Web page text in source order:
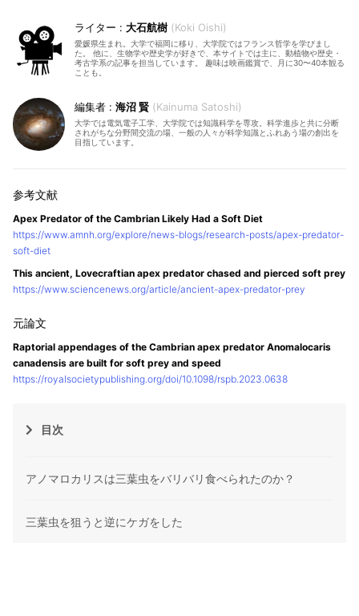
大石航樹 Koki Oishi
愛媛県生まれ。大学で福岡に移り、大学院ではフランス哲学を学びまし
た。 他に、生物学や歴史学が好きで、本サイトでは主に、動植物や歴史・
考古学系の記事を担当しています。 趣味は映画鑑賞で、月に30〜40本観る
ことも。
海沼 賢 Kainuma Satoshi
大学では電気電子工学、大学院では知識科学を専攻。科学進歩と共に分断
されがちな分野間交流の場、一般の人々が科学知識とふれあう場の創出を
目指しています。
Apex Predator of the Cambrian Likely Had a Soft Diet
https://www.amnh.org/explore/news-blogs/research-posts/apex-predator-
soft-diet
This ancient, Lovecraftian apex predator chased and pierced soft prey
https://www.sciencenews.org/article/ancient-apex-predator-prey
Raptorial appendages of the Cambrian apex predator Anomalocaris
canadensis are built for soft prey and speed
https://royalsocietypublishing.org/doi/10.1098/rspb.2023.0638
目次
アノマロカリスは三葉虫をバリバリ食べられたのか？
三葉虫を狙うと逆にケガをした